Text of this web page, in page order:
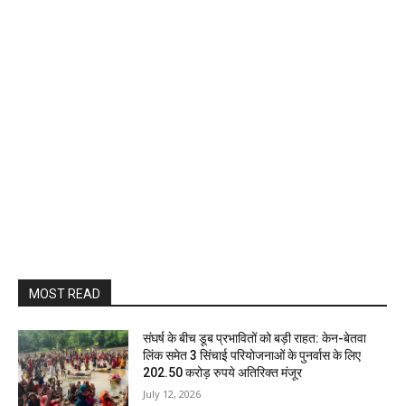
MOST READ
संघर्ष के बीच डूब प्रभावितों को बड़ी राहत: केन-बेतवा
लिंक समेत 3 सिंचाई परियोजनाओं के पुनर्वास के लिए
202.50 करोड़ रुपये अतिरिक्त मंजूर
July 12, 2026